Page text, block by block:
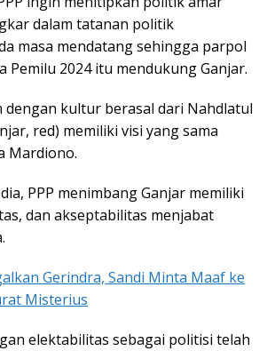
dalam tatanan politik
masa mendatang sehingga parpol
Pemilu 2024 itu mendukung Ganjar.
dengan kultur berasal dari Nahdlatul
red) memiliki visi yang sama
Mardiono.
PPP menimbang Ganjar memiliki
dan akseptabilitas menjabat
Gerindra, Sandi Minta Maaf ke
Misterius
elektabilitas sebagai politisi telah